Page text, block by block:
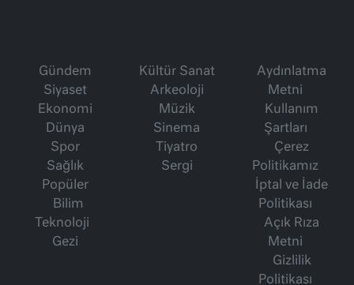
Gündem
Siyaset
Ekonomi
Dünya
Spor
Sağlık
Popüler
Bilim
Teknoloji
Gezi
Kültür Sanat
Arkeoloji
Müzik
Sinema
Tiyatro
Sergi
Aydınlatma
Metni
Kullanım
Şartları
Çerez
Politikamız
İptal ve İade
Politikası
Açık Rıza
Metni
Gizlilik
Politikası